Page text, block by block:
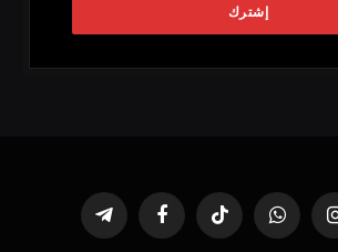
الانستغرامواتساب تيكتوك فيسبوك تيلقرام